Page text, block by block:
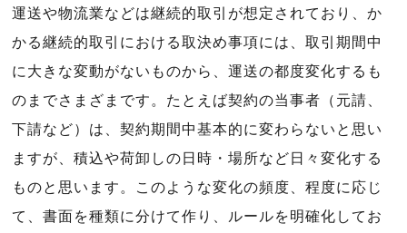
運送や物流業などは継続的取引が想定されており、か
かる継続的取引における取決め事項には、取引期間中
に大きな変動がないものから、運送の都度変化するも
のまでさまざまです。たとえば契約の当事者（元請、
下請など）は、契約期間中基本的に変わらないと思い
ますが、積込や荷卸しの日時・場所など日々変化する
ものと思います。このような変化の頻度、程度に応じ
て、書面を種類に分けて作り、ルールを明確化してお